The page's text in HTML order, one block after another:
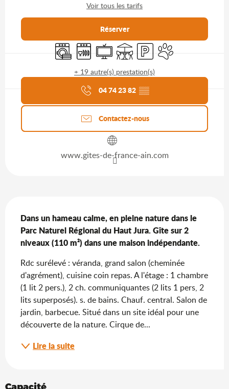
Voir tous les tarifs
Réserver
Lave lingeLave vaisselle
TélévisionTerrasseParkingAnimaux acceptés
+ 19 autre(s) prestation(s)
Agenda du moment
04 74 23 82 ▒▒
Contactez-nous
www.gites-de-france-ain.com
Dans un hameau calme, en pleine nature dans le
Parc Naturel Régional du Haut Jura. Gîte sur 2
niveaux (110 m²) dans une maison indépendante.
Rdc surélevé : véranda, grand salon (cheminée
d'agrément), cuisine coin repas. A l'étage : 1 chambre
(1 lit 2 pers.), 2 ch. communiquantes (2 lits 1 pers, 2
lits superposés). s. de bains. Chauf. central. Salon de
jardin, barbecue. Situé dans un site idéal pour une
découverte de la nature. Cirque de...
Lire la suite
Capacité